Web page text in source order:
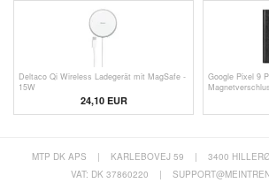
Deltaco Qi Wireless Ladegerät mit MagSafe -
15W
24,10 EUR
Google Pixel 9
MTP DK APS | KARLEBOVEJ 59 | 3400
VAT: DK 37860220
|